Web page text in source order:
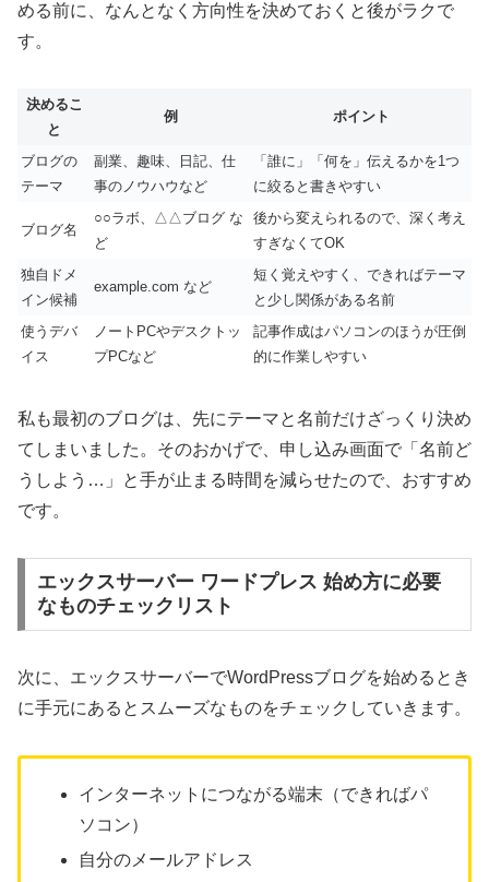
める前に、なんとなく方向性を決めておくと後がラクで
す。
決めるこ
と
例 ポイント
ブログの
テーマ
副業、趣味、日記、仕
事のノウハウなど
「誰に」「何を」伝えるかを1つ
に絞ると書きやすい
ブログ名
○○ラボ、△△ブログ な
ど
後から変えられるので、深く考え
すぎなくてOK
独自ドメ
イン候補
example.com など
短く覚えやすく、できればテーマ
と少し関係がある名前
使うデバ
イス
ノートPCやデスクトッ
プPCなど
記事作成はパソコンのほうが圧倒
的に作業しやすい
私も最初のブログは、先にテーマと名前だけざっくり決め
てしまいました。そのおかげで、申し込み画面で「名前ど
うしよう…」と手が止まる時間を減らせたので、おすすめ
です。
エックスサーバー ワードプレス 始め方に必要
なものチェックリスト
次に、エックスサーバーでWordPressブログを始めるとき
に手元にあるとスムーズなものをチェックしていきます。
インターネットにつながる端末（できればパ
ソコン）
自分のメールアドレス